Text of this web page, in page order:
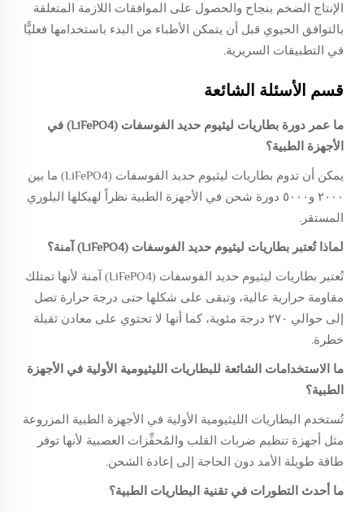
الإنتاج الضخم بنجاح والحصول على الموافقات اللازمة المتعلقة
بالتوافق الحيوي قبل أن يتمكن الأطباء من البدء باستخدامها فعليًّا
في التطبيقات السريرية.
قسم الأسئلة الشائعة
ما عمر دورة بطاريات ليثيوم حديد الفوسفات (LiFePO4) في
الأجهزة الطبية؟
يمكن أن تدوم بطاريات ليثيوم حديد الفوسفات (LiFePO4) ما بين
٢٠٠٠ و٥٠٠٠ دورة شحن في الأجهزة الطبية نظراً لهيكلها البلوري
المستقر.
لماذا تُعتبر بطاريات ليثيوم حديد الفوسفات (LiFePO4) آمنة؟
تُعتبر بطاريات ليثيوم حديد الفوسفات (LiFePO4) آمنة لأنها تمتلك
مقاومة حرارية عالية، وتبقى على شكلها حتى درجة حرارة تصل
إلى حوالي ٢٧٠ درجة مئوية، كما أنها لا تحتوي على معادن ثقيلة
خطرة.
ما الاستخدامات الشائعة للبطاريات الليثيومية الأولية في الأجهزة
الطبية؟
تُستخدم البطاريات الليثيومية الأولية في الأجهزة الطبية المزروعة
مثل أجهزة تنظيم ضربات القلب والمُحفِّزات العصبية لأنها توفر
طاقة طويلة الأمد دون الحاجة إلى إعادة الشحن.
ما أحدث التطورات في تقنية البطاريات الطبية؟